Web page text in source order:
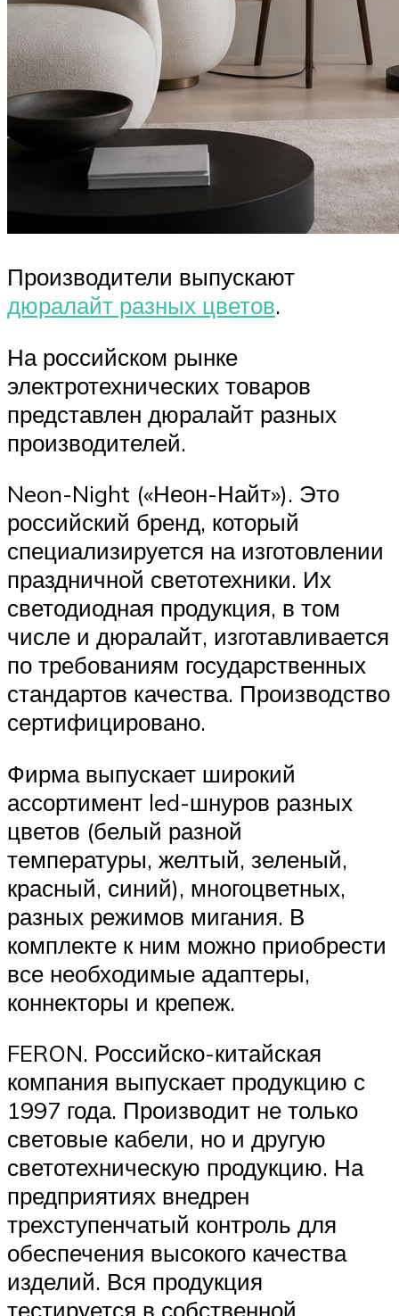
Производители выпускают
дюралайт разных цветов.
На российском рынке
электротехнических товаров
представлен дюралайт разных
производителей.
Neon-Night («Неон-Найт»). Это
российский бренд, который
специализируется на изготовлении
праздничной светотехники. Их
светодиодная продукция, в том
числе и дюралайт, изготавливается
по требованиям государственных
стандартов качества. Производство
сертифицировано.
Фирма выпускает широкий
ассортимент led-шнуров разных
цветов (белый разной
температуры, желтый, зеленый,
красный, синий), многоцветных,
разных режимов мигания. В
комплекте к ним можно приобрести
все необходимые адаптеры,
коннекторы и крепеж.
FERON. Российско-китайская
компания выпускает продукцию с
1997 года. Производит не только
световые кабели, но и другую
светотехническую продукцию. На
предприятиях внедрен
трехступенчатый контроль для
обеспечения высокого качества
изделий. Вся продукция
тестируется в собственной